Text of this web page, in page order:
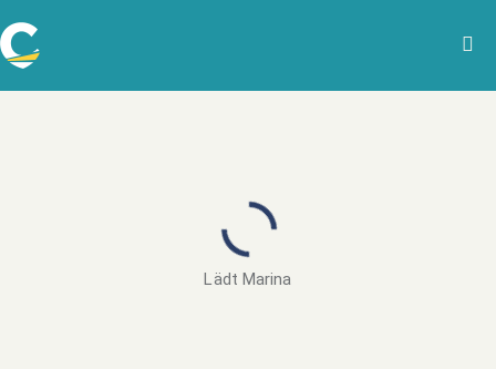
Lädt Marina